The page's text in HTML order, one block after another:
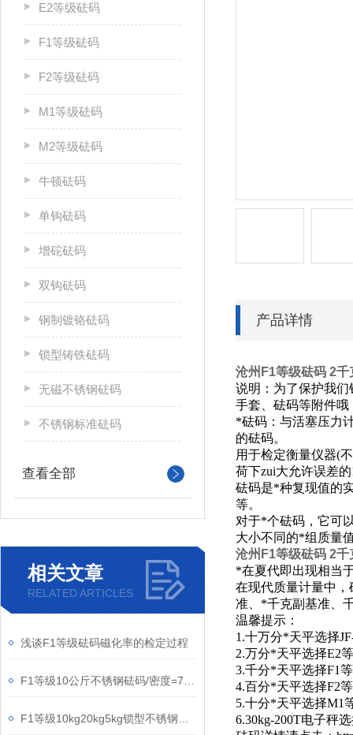
E2等级砝码
F1等级砝码
F2等级砝码
M1等级砝码
M2等级砝码
牛顿砝码
单钩砝码
增砣砝码
双钩砝码
钢制镀铬砝码
锁型铸铁砝码
无磁不锈钢砝码
不锈钢标准砝码
查看全部
相关文章
RELATED ARTICLES
浅谈F1等级砝码磁化率的检定过程
产品详情
沧州F1等级砝码 2
说明：为了保护我
手套、砝码等附件哦
*砝码：与活塞压力
的砝码。
用于检定衡量仪器(
荷下zui大允许误差
砝码是*种复现值的
等。
对于*个砝码，它可
大小不同的*组质量
沧州F1等级砝码 2
*在夏代即出现相当
在现代质量计量中
准、*千克副基准、
温馨提示：
1.十万分*天平选择
2.万分*天平选择E2
3.千分*天平选择F1
4.百分*天平选择F2
5.十分*天平选择M1
6.30kg-200T电子秤